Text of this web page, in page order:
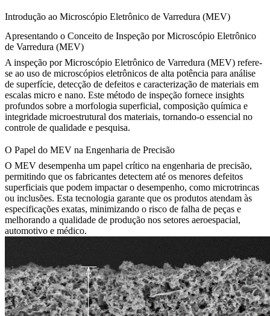
Introdução ao Microscópio Eletrônico de Varredura (MEV)
Apresentando o Conceito de Inspeção por Microscópio Eletrônico
de Varredura (MEV)
A inspeção por Microscópio Eletrônico de Varredura (MEV) refere-
se ao uso de microscópios eletrônicos de alta potência para análise
de superfície, detecção de defeitos e caracterização de materiais em
escalas micro e nano. Este método de inspeção fornece insights
profundos sobre a morfologia superficial, composição química e
integridade microestrutural dos materiais, tornando-o essencial no
controle de qualidade e pesquisa.
O Papel do MEV na Engenharia de Precisão
O MEV desempenha um papel crítico na engenharia de precisão,
permitindo que os fabricantes detectem até os menores defeitos
superficiais que podem impactar o desempenho, como microtrincas
ou inclusões. Esta tecnologia garante que os produtos atendam às
especificações exatas, minimizando o risco de falha de peças e
melhorando a qualidade de produção nos setores aeroespacial,
automotivo e médico.